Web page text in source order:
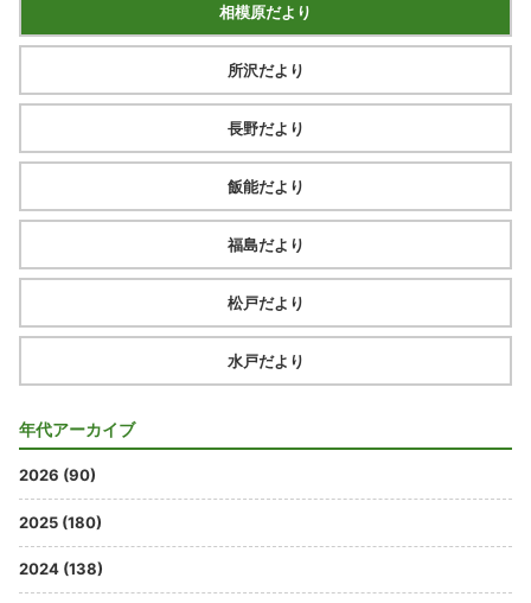
相模原だより
所沢だより
長野だより
飯能だより
福島だより
松戸だより
水戸だより
年代アーカイブ
2026 (90)
2025 (180)
2024 (138)